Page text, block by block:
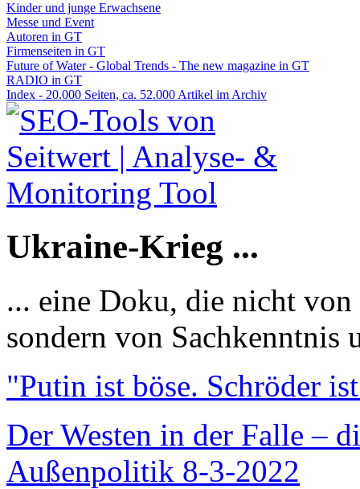
Kinder und junge Erwachsene
Messe und Event
Autoren in GT
Firmenseiten in GT
Future of Water - Global Trends - The new magazine in GT
RADIO in GT
Index - 20.000 Seiten, ca. 52.000 Artikel im Archiv
Ukraine-Krieg ...
... eine Doku, die nicht
sondern von Sachkenntnis
"Putin ist böse. Schröder
Der Westen in der Falle –
Außenpolitik 8-3-2022